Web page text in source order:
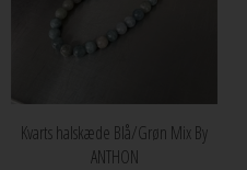
Kvarts halskæde Blå/Grøn Mix By
ANTHON